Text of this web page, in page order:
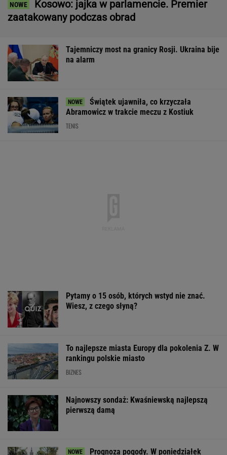
Świątek ujawniła, co krzyczała
Abramowicz w trakcie meczu z Kostiuk
Najnowszy sondaż: Kwaśniewską najlepszą
pierwszą damą
Prognoza pogody. W poniedziałek
może nawet spaść grad
Wielki bieg Anastazji Kuś na 400 metrów.
Polka mistrzynią świata juniorek!